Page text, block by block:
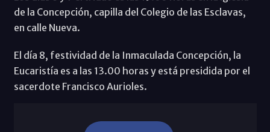
de la Concepción, capilla del Colegio de las Esclavas,
en calle Nueva.
El día 8, festividad de la Inmaculada Concepción, la
Eucaristía es a las 13.00 horas y está presidida por el
sacerdote Francisco Aurioles.